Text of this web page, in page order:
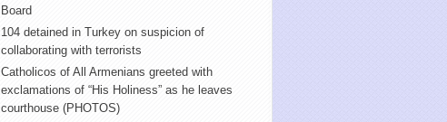
Board
104 detained in Turkey on suspicion of
collaborating with terrorists
Catholicos of All Armenians greeted with
exclamations of “His Holiness” as he leaves
courthouse (PHOTOS)